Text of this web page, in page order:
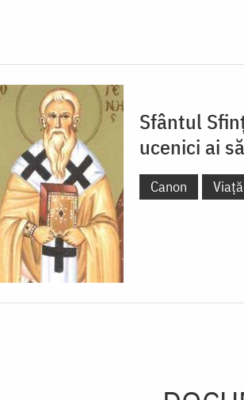
Sfântul
ucenici ai
Canon Viață